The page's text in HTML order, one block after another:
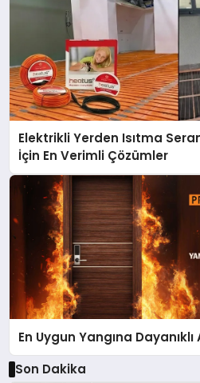
Elektrikli Yerden Isıtma
İçin En Verimli Çözümler
En Uygun Yangına
Son Dakika